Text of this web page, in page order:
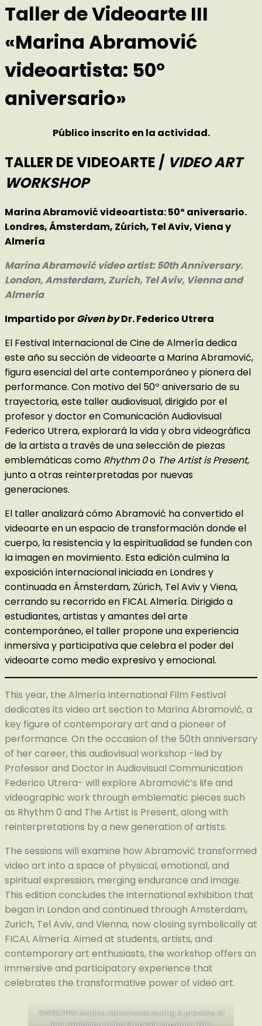
Taller de Videoarte III
«Marina Abramović
videoartista: 50º
aniversario»
Público inscrito en la actividad.
TALLER DE VIDEOARTE / VIDEO ART
WORKSHOP
Marina Abramović videoartista: 50º aniversario.
Londres, Ámsterdam, Zúrich, Tel Aviv, Viena y
Almería
Marina Abramović video artist: 50th Anniversary.
London, Amsterdam, Zurich, Tel Aviv, Vienna and
Almería
Impartido porGiven by Dr. Federico Utrera
El Festival Internacional de Cine de Almería dedica
este año su sección de videoarte a Marina Abramović,
figura esencial del arte contemporáneo y pionera del
performance. Con motivo del 50º aniversario de su
trayectoria, este taller audiovisual, dirigido por el
profesor y doctor en Comunicación Audiovisual
Federico Utrera, explorará la vida y obra videográfica
de la artista a través de una selección de piezas
emblemáticas como Rhythm 0o The Artist is Present,
junto a otras reinterpretadas por nuevas
generaciones.
El taller analizará cómo Abramović ha convertido el
videoarte en un espacio de transformación donde el
cuerpo, la resistencia y la espiritualidad se funden con
la imagen en movimiento. Esta edición culmina la
exposición internacional iniciada en Londres y
continuada en Ámsterdam, Zúrich, Tel Aviv y Viena,
cerrando su recorrido en FICAL Almería. Dirigido a
estudiantes, artistas y amantes del arte
contemporáneo, el taller propone una experiencia
inmersiva y participativa que celebra el poder del
videoarte como medio expresivo y emocional.
This year, the Almería International Film Festival
dedicates its video art section to Marina Abramović, a
key figure of contemporary art and a pioneer of
performance. On the occasion of the 50th anniversary
of her career, this audiovisual workshop -led by
Professor and Doctor in Audiovisual Communication
Federico Utrera- will explore Abramović’s life and
videographic work through emblematic pieces such
as Rhythm 0 and The Artist is Present, along with
reinterpretations by a new generation of artists.
The sessions will examine how Abramović transformed
video art into a space of physical, emotional, and
spiritual expression, merging endurance and image.
This edition concludes the international exhibition that
began in London and continued through Amsterdam,
Zurich, Tel Aviv, and Vienna, now closing symbolically at
FICAL Almería. Aimed at students, artists, and
contemporary art enthusiasts, the workshop offers an
immersive and participatory experience that
celebrates the transformative power of video art.
2WRKPNW Marina Abramovic during a preview of